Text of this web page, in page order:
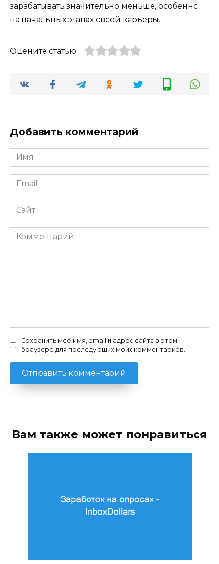
зарабатывать значительно меньше, особенно
на начальных этапах своей карьеры.
Оцените статью
Добавить комментарий
Имя
*
Email
*
Сайт
Комментарий
Сохранить моё имя, email и адрес сайта в этом
браузере для последующих моих комментариев.
Вам также может понравиться